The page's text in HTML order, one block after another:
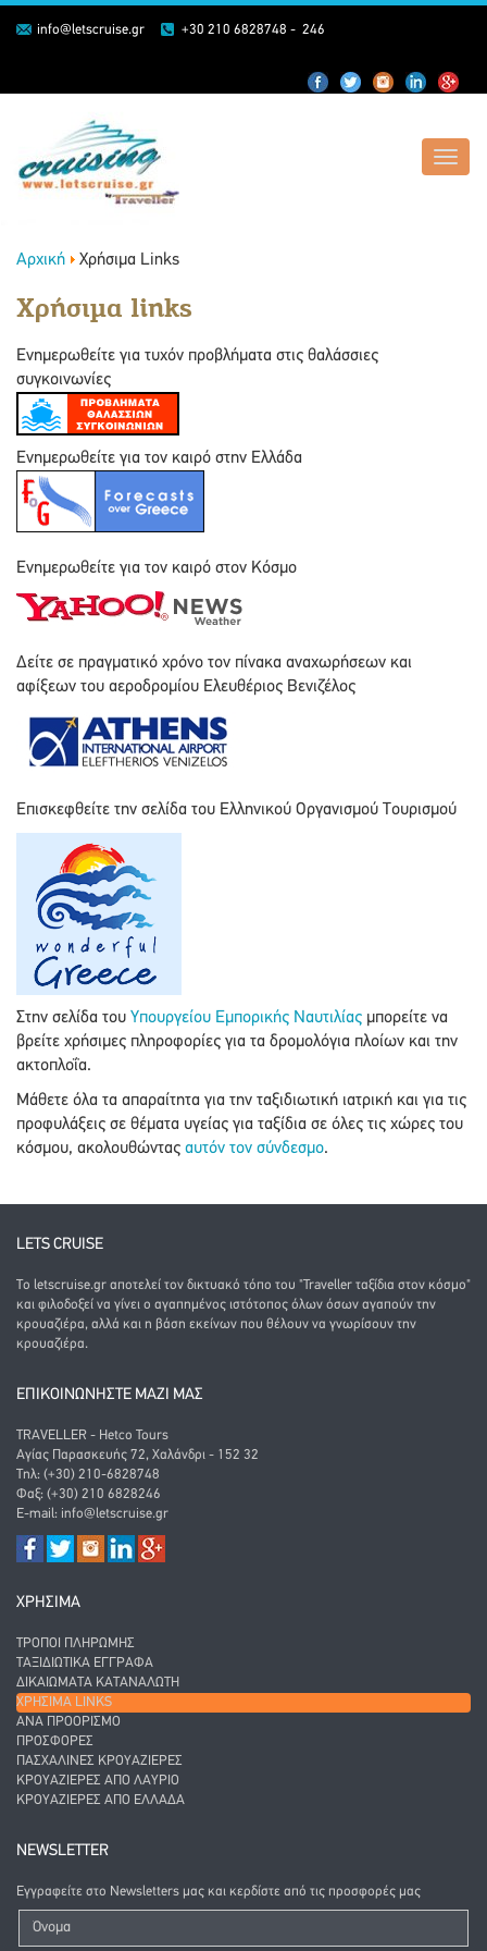
info@letscruise.gr +30 210 6828748 - 246
Αρχική Χρήσιμα Links
Χρήσιμα links
Ενημερωθείτε για τυχόν προβλήματα στις θαλάσσιες
συγκοινωνίες
Ενημερωθείτε για τον καιρό στην Ελλάδα
Ενημερωθείτε για τον καιρό στον Κόσμο
Δείτε σε πραγματικό χρόνο τον πίνακα αναχωρήσεων και
αφίξεων του αεροδρομίου Ελευθέριος Βενιζέλος
Επισκεφθείτε την σελίδα του Ελληνικού Οργανισμού Τουρισμού
Στην σελίδα του Υπουργείου Εμπορικής Ναυτιλίας μπορείτε να
βρείτε χρήσιμες πληροφορίες για τα δρομολόγια πλοίων και την
ακτοπλοΐα.
Μάθετε όλα τα απαραίτητα για την ταξιδιωτική ιατρική και για τις
προφυλάξεις σε θέματα υγείας για ταξίδια σε όλες τις χώρες του
κόσμου, ακολουθώντας αυτόν τον σύνδεσμο.
LETS CRUISE
Το letscruise.gr αποτελεί τον δικτυακό τόπο του "Traveller ταξίδια στον κόσμο"
και φιλοδοξεί να γίνει ο αγαπημένος ιστότοπος όλων όσων αγαπούν την
κρουαζιέρα, αλλά και η βάση εκείνων που θέλουν να γνωρίσουν την
κρουαζιέρα.
ΕΠΙΚΟΙΝΩΝΗΣΤΕ ΜΑΖΙ ΜΑΣ
TRAVELLER - Hetco Tours
Αγίας Παρασκευής 72, Χαλάνδρι - 152 32
Τηλ: (+30) 210-6828748
Φαξ: (+30) 210 6828246
E-mail: info@letscruise.gr
ΧΡΗΣΙΜΑ
ΤΡΌΠΟΙ ΠΛΗΡΩΜΉΣ
ΤΑΞΙΔΙΩΤΙΚΆ ΈΓΓΡΑΦΑ
ΔΙΚΑΙΏΜΑΤΑ ΚΑΤΑΝΑΛΩΤΉ
ΧΡΉΣΙΜΑ LINKS
ΑΝΑ ΠΡΟΟΡΙΣΜΌ
ΠΡΟΣΦΟΡΈΣ
ΠΑΣΧΑΛΙΝΈΣ ΚΡΟΥΑΖΙΈΡΕΣ
ΚΡΟΥΑΖΙΈΡΕΣ ΑΠΌ ΛΑΎΡΙΟ
ΚΡΟΥΑΖΙΈΡΕΣ ΑΠΌ ΕΛΛΆΔΑ
NEWSLETTER
Εγγραφείτε στο Newsletters μας και κερδίστε από τις προσφορές μας